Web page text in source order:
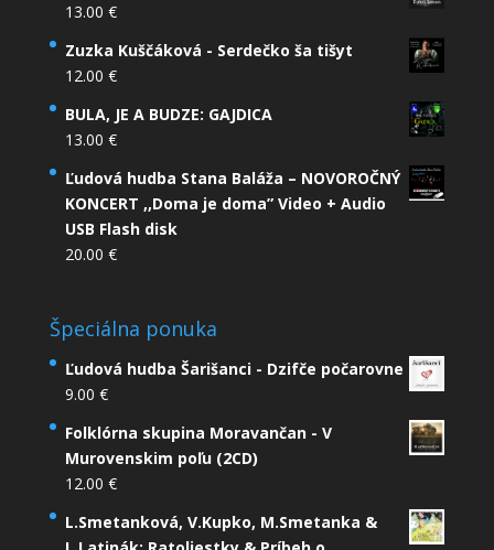
13.00 €
Zuzka Kuščáková - Serdečko ša tišyt
12.00 €
BULA, JE A BUDZE: GAJDICA
13.00 €
Ľudová hudba Stana Baláža – NOVOROČNÝ
KONCERT ,,Doma je doma” Video + Audio
USB Flash disk
20.00 €
Špeciálna ponuka
Ľudová hudba Šarišanci - Dzifče počarovne
9.00 €
Folklórna skupina Moravančan - V
Murovenskim poľu (2CD)
12.00 €
L.Smetanková, V.Kupko, M.Smetanka &